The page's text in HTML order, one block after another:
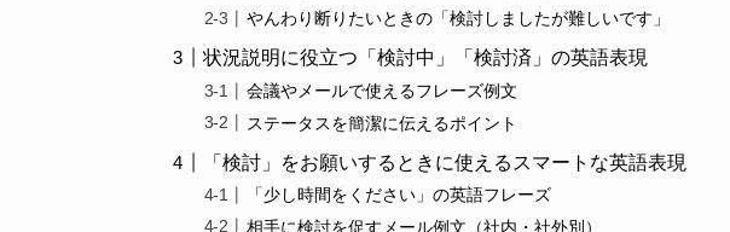
やんわり断りたいときの「検討しましたが難しいです」
状況説明に役立つ「検討中」「検討済」の英語表現
会議やメールで使えるフレーズ例文
ステータスを簡潔に伝えるポイント
「検討」をお願いするときに使えるスマートな英語表現
「少し時間をください」の英語フレーズ
相手に検討を促すメール例文（社内・社外別）